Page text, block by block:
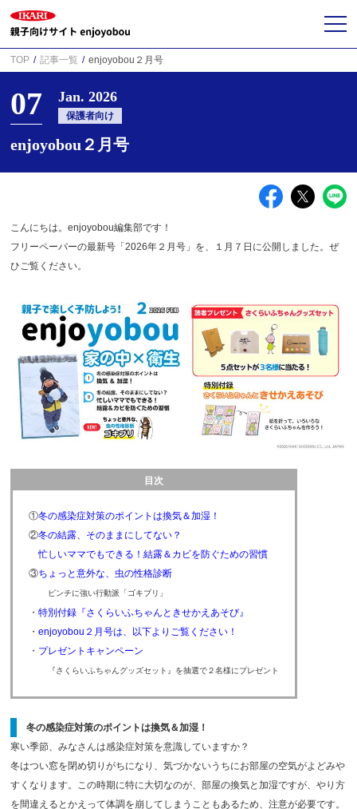
TOP 記事一覧 enjoyobou２月号
07 Jan. 2026
保護者向け
enjoyobou２月号
こんにちは。enjoyobou編集部です！
フリーペーパーの最新号「2026年２月号」を、１月７日に公開しました。ぜ
ひご覧ください。
目次
①冬の感染症対策のポイントは換気＆加湿！
②冬の結露、そのままにしてない？
忙しいママでもできる！結露＆カビを防ぐための習慣
③ちょっと意外な、虫の性格診断
ピンチに強い行動派「ゴキブリ」
・特別付録『さくらいふちゃんときせかえあそび』
・enjoyobou２月号は、以下よりご覧ください！
・ プレゼントキャンペーン
『さくらいふちゃんグッズセット』を抽選で２名様にプレゼント
冬の感染症対策のポイントは換気＆加湿！
寒い季節、みなさんは感染症対策を意識していますか？
冬はつい窓を閉め切りがちになり、気づかないうちにお部屋の空気がよどみや
すくなります。この時期に特に大切なのが、部屋の換気と加湿ですが、やり方
を間違えるとかえって体調を崩してしまうこともあるため、注意が必要です。